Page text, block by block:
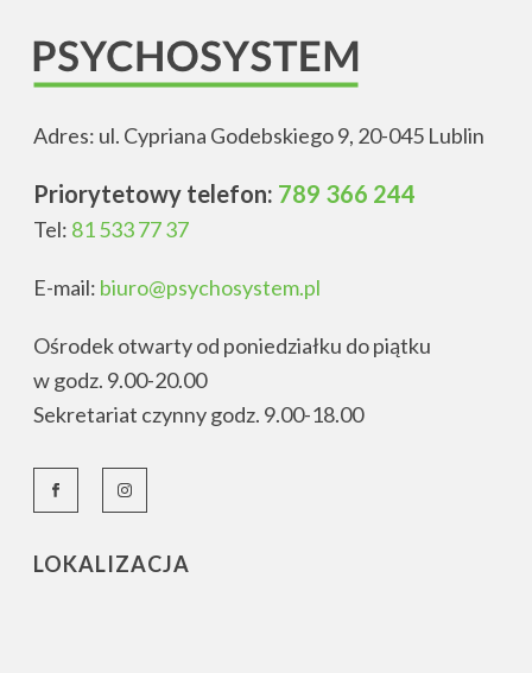
Adres: ul. Cypriana Godebskiego 9, 20-045 Lublin
Priorytetowy telefon: 789 366 244
Tel: 81 533 77 37
E-mail: biuro@psychosystem.pl
Ośrodek otwarty od poniedziałku do piątku
w godz. 9.00-20.00
Sekretariat czynny godz. 9.00-18.00
LOKALIZACJA